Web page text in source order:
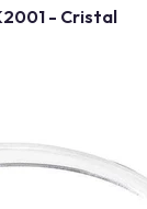
Óculos de Grau Swarovski SK2001 - Cristal